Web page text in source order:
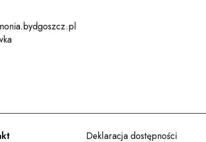
Deklaracja dostępności